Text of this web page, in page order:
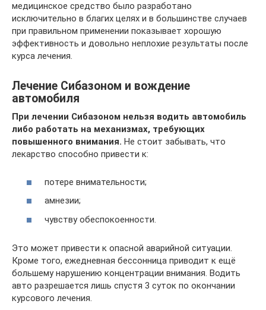
медицинское средство было разработано
исключительно в благих целях и в большинстве случаев
при правильном применении показывает хорошую
эффективность и довольно неплохие результаты после
курса лечения.
Лечение Сибазоном и вождение
автомобиля
При лечении Сибазоном нельзя водить автомобиль
либо работать на механизмах, требующих
повышенного внимания. Не стоит забывать, что
лекарство способно привести к:
потере внимательности;
амнезии;
чувству обеспокоенности.
Это может привести к опасной аварийной ситуации.
Кроме того, ежедневная бессонница приводит к ещё
большему нарушению концентрации внимания. Водить
авто разрешается лишь спустя 3 суток по окончании
курсового лечения.